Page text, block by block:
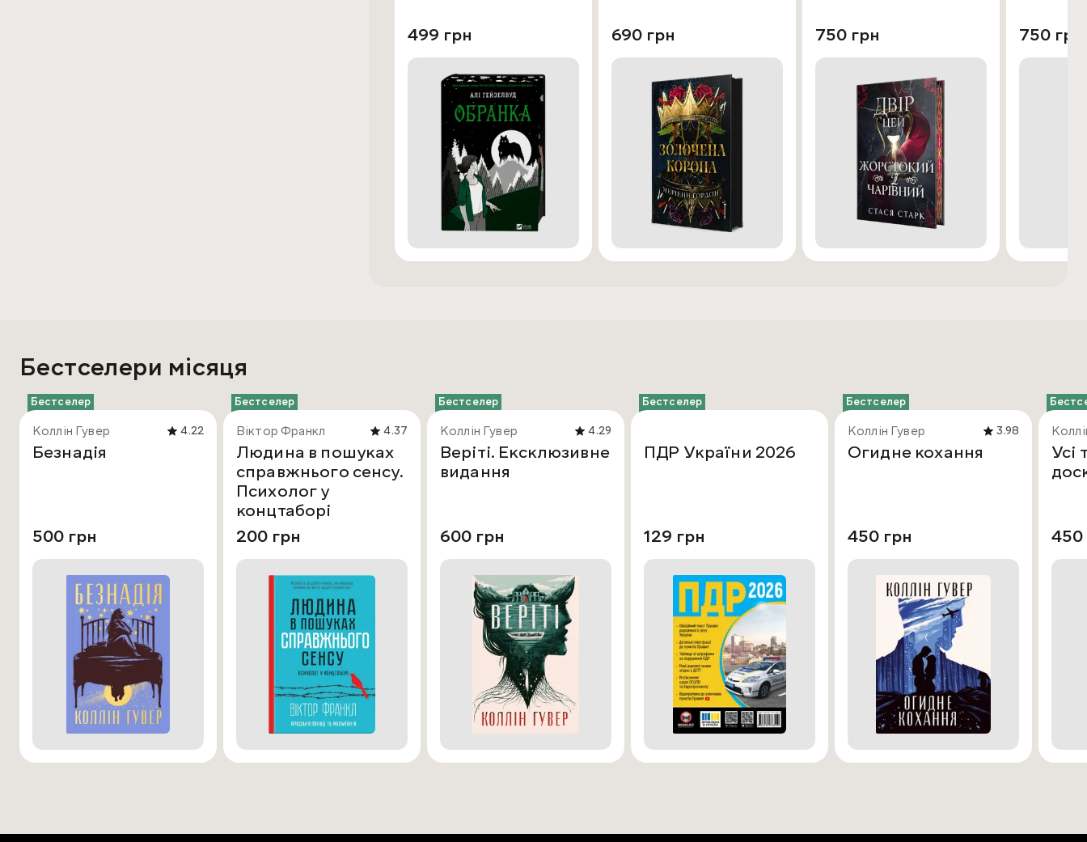
499 грн 690 грн 750 грн 750 грн
Бестселери місяця
Бестселер
Коллін Гувер 4.22
Безнадія
500 грн
Бестселер
Віктор Франкл 4.37
Людина в пошуках
справжнього сенсу.
Психолог у
концтаборі
200 грн
Бестселер
Коллін Гувер 4.29
Веріті. Ексклюзивне
видання
600 грн
Бестселер
ПДР України 2026
129 грн
Бестселер
Коллін Гувер 3.98
Огидне кохання
450 грн
Усі
450